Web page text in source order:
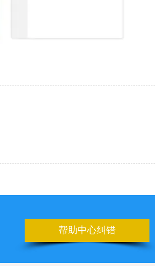
帮助中心纠错